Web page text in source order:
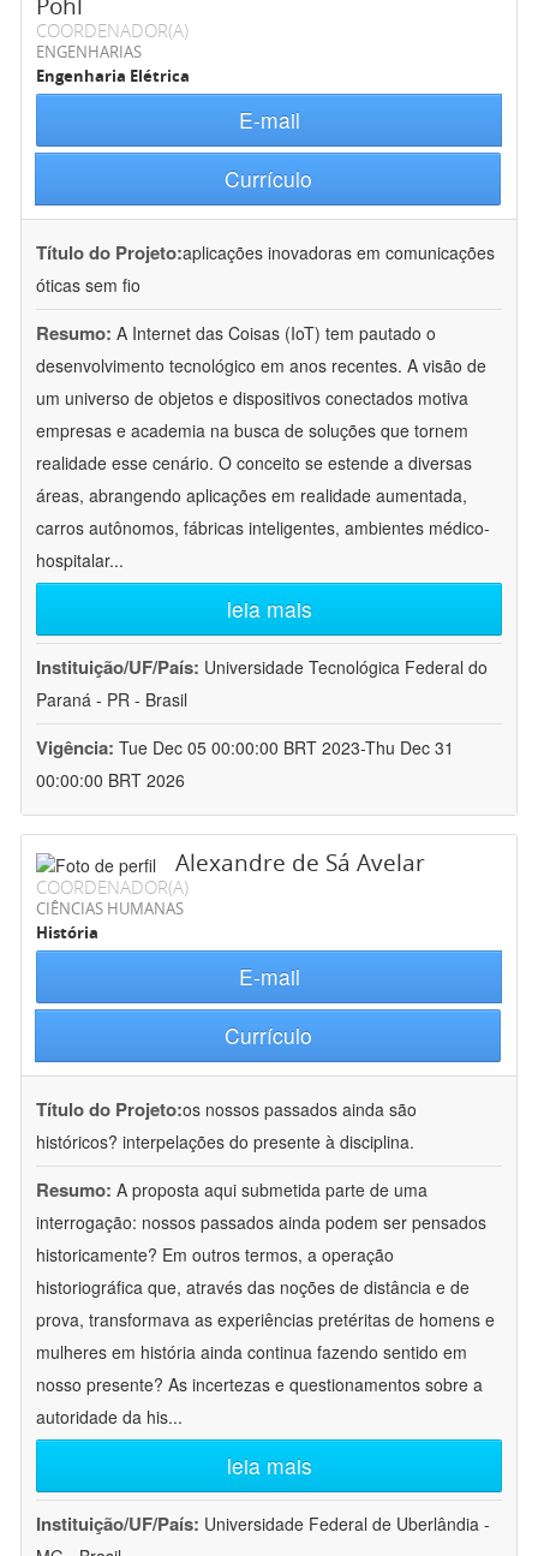
COORDENADOR(A)
ENGENHARIAS
Engenharia Elétrica
E-mail
Currículo
Título do Projeto:aplicações inovadoras em comunicações
óticas sem fio
Resumo: A Internet das Coisas (IoT) tem pautado o
desenvolvimento tecnológico em anos recentes. A visão de
um universo de objetos e dispositivos conectados motiva
empresas e academia na busca de soluções que tornem
realidade esse cenário. O conceito se estende a diversas
áreas, abrangendo aplicações em realidade aumentada,
carros autônomos, fábricas inteligentes, ambientes médico-
hospitalar...
leia mais
Instituição/UF/País: Universidade Tecnológica Federal do
Paraná - PR - Brasil
Vigência: Tue Dec 05 00:00:00 BRT 2023-Thu Dec 31
00:00:00 BRT 2026
Alexandre de Sá Avelar
COORDENADOR(A)
CIÊNCIAS HUMANAS
História
E-mail
Currículo
Título do Projeto:os nossos passados ainda são
históricos? interpelações do presente à disciplina.
Resumo: A proposta aqui submetida parte de uma
interrogação: nossos passados ainda podem ser pensados
historicamente? Em outros termos, a operação
historiográfica que, através das noções de distância e de
prova, transformava as experiências pretéritas de homens e
mulheres em história ainda continua fazendo sentido em
nosso presente? As incertezas e questionamentos sobre a
autoridade da his...
leia mais
Instituição/UF/País: Universidade Federal de Uberlândia -